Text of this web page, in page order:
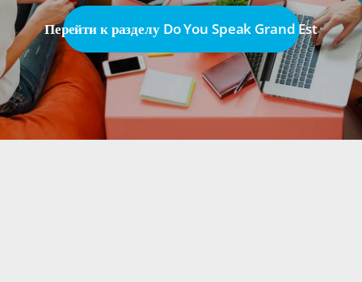
Перейти к разделу Do You Speak Grand Est